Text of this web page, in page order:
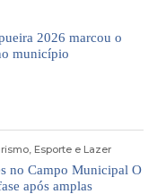
2026 marcou o
município
Esporte e Lazer
no Campo Municipal O
após amplas